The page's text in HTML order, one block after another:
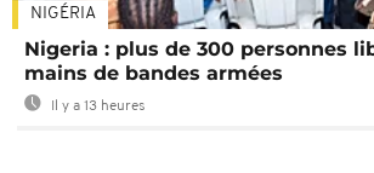
NIGÉRIA
Nigeria : plus de 300 personnes
mains de bandes armées
Il y a 13 heures